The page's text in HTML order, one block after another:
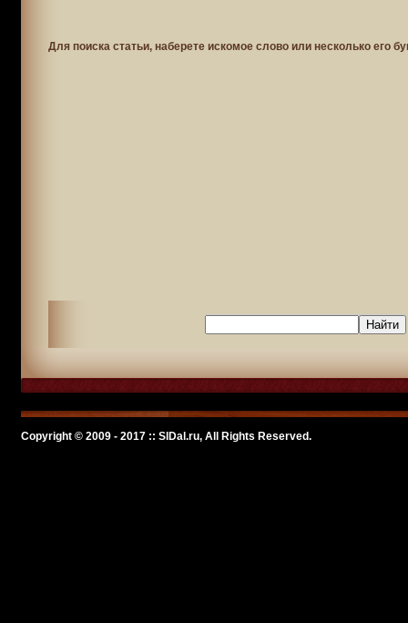
Для поиска статьи, наберете искомое слово или несколько его
Copyright © 2009 - 2017 :: SlDal.ru, All Rights Reserved.